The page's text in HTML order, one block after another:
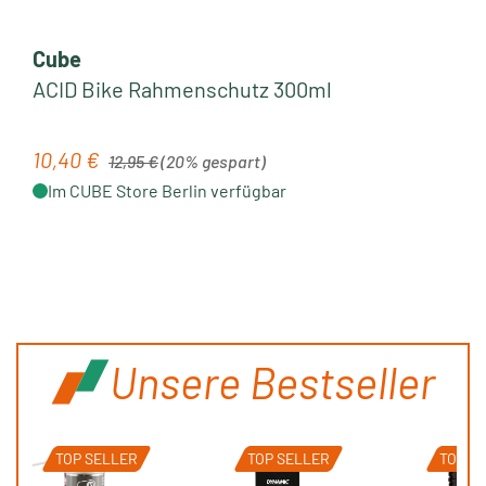
Unsere Bestseller
TOP SELLER TOP SELLER TOP
Cube
ACID Bike Rahmenschutz 300ml
Verkaufspreis:
10,40 € Regulärer Preis:
12,95 €(20% gespart)
Im CUBE Store Berlin verfügbar